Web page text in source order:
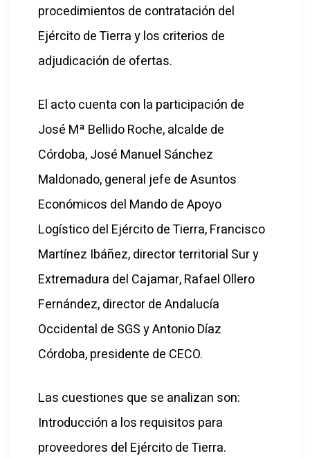
procedimientos de contratación del
Ejército de Tierra y los criterios de
adjudicación de ofertas.
El acto cuenta con la participación de
José Mª Bellido Roche, alcalde de
Córdoba, José Manuel Sánchez
Maldonado, general jefe de Asuntos
Económicos del Mando de Apoyo
Logístico del Ejército de Tierra, Francisco
Martínez Ibáñez, director territorial Sur y
Extremadura del Cajamar, Rafael Ollero
Fernández, director de Andalucía
Occidental de SGS y Antonio Díaz
Córdoba, presidente de CECO.
Las cuestiones que se analizan son:
Introducción a los requisitos para
proveedores del Ejército de Tierra.